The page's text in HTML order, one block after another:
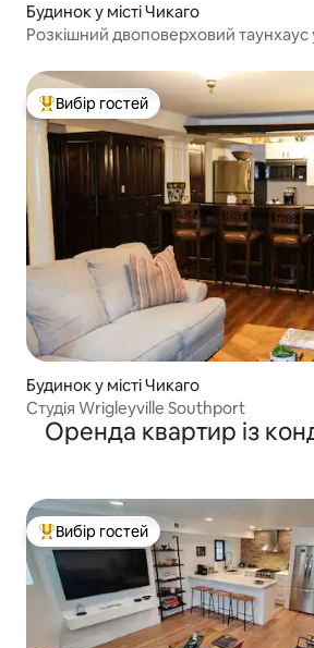
Будинок у місті Чикаго
Розкішний двоповерховий таунхаус
Топ вибір гостей
Вибір гостей
Будинок у місті Чикаго
Студія Wrigleyville Southport
Оренда квартир із
Топ вибір гостей
Вибір гостей